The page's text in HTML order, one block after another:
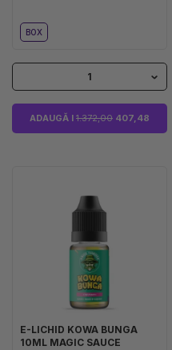
BOX
1
ADAUGĂ I 1.372,00 407,48
E-LICHID KOWA BUNGA
10ML MAGIC SAUCE